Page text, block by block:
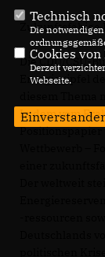
Die CDU/CSU-
Energiegipfel
In dem vom
Positionspapier
Technisch
Die
Cookies
Derzeit
Webseite.